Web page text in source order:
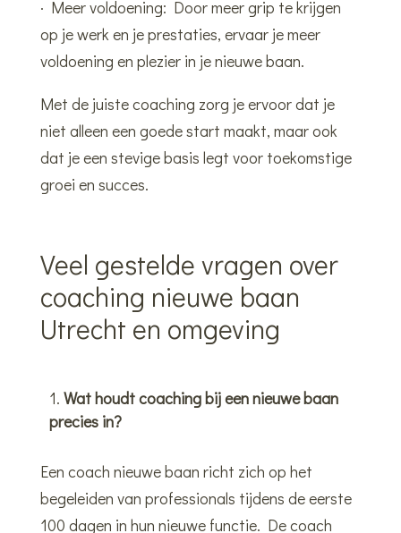
· Meer voldoening: Door meer grip te krijgen
op je werk en je prestaties, ervaar je meer
voldoening en plezier in je nieuwe baan.
Met de juiste coaching zorg je ervoor dat je
niet alleen een goede start maakt, maar ook
dat je een stevige basis legt voor toekomstige
groei en succes.
Veel gestelde vragen over
coaching nieuwe baan
Utrecht en omgeving
Wat houdt coaching bij een nieuwe baan
precies in?
Een coach nieuwe baan richt zich op het
begeleiden van professionals tijdens de eerste
100 dagen in hun nieuwe functie. De coach